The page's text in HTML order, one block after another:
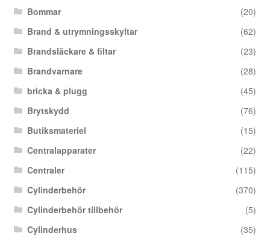
Bommar
(20)
Brand & utrymningsskyltar
(62)
Brandsläckare & filtar
(23)
Brandvarnare
(28)
bricka & plugg
(45)
Brytskydd
(76)
Butiksmateriel
(15)
Centralapparater
(22)
Centraler
(115)
Cylinderbehör
(370)
Cylinderbehör tillbehör
(5)
Cylinderhus
(35)